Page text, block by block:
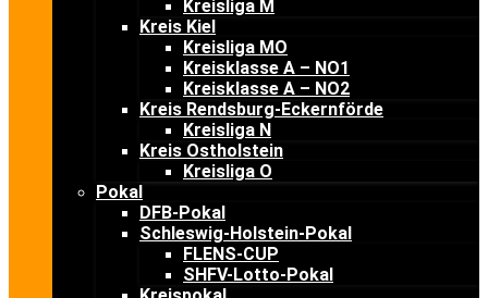
Kreisliga M
Kreis Kiel
Kreisliga MO
Kreisklasse A – NO1
Kreisklasse A – NO2
Kreis Rendsburg-Eckernförde
Kreisliga N
Kreis Ostholstein
Kreisliga O
Pokal
DFB-Pokal
Schleswig-Holstein-Pokal
FLENS-CUP
SHFV-Lotto-Pokal